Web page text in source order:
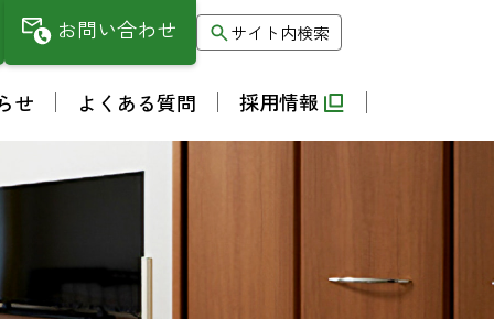
お問い合わせ サイト内検索
せ よくある質問 採用情報